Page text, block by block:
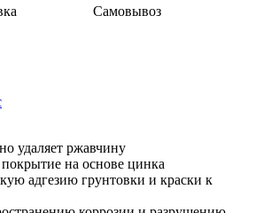
Самовывоз
удаляет ржавчину
на основе цинка
адгезию грунтовки и краски к